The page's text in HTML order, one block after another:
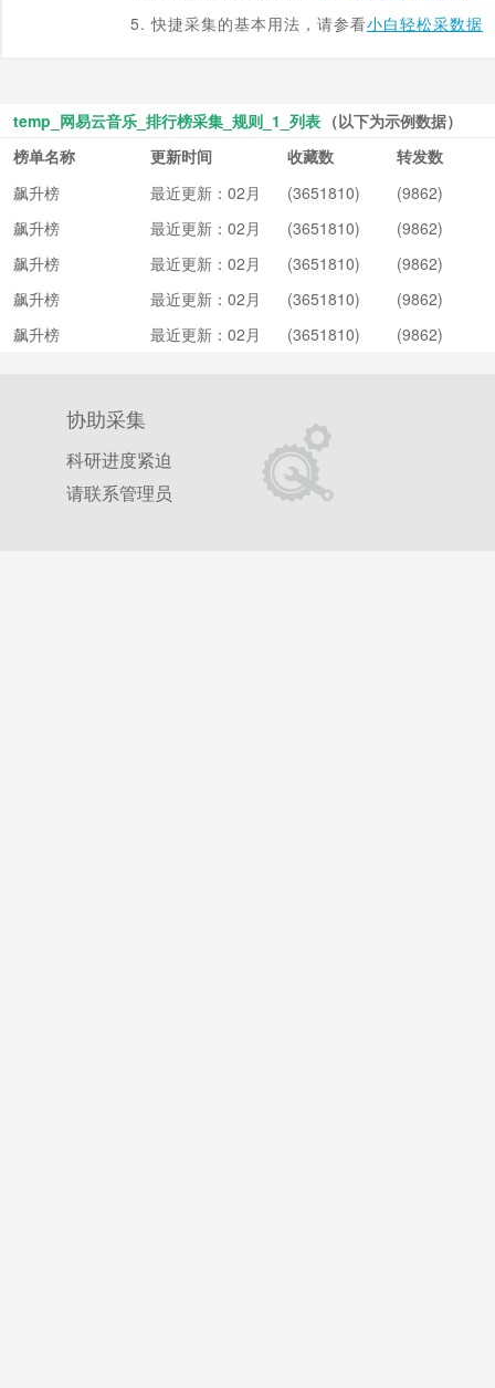
5. 快捷采集的基本用法，请参看小白轻松采数据
temp_网易云音乐_排行榜采集_规则_1_列表 （以下为示例数据）
榜单名称
更新时间 收藏数
转发数
飙升榜
最近更新：02月
20日
(3651810)
(9862)
飙升榜
最近更新：02月
20日
(3651810)
(9862)
飙升榜
最近更新：02月
20日
(3651810)
(9862)
飙升榜
最近更新：02月
20日
(3651810)
(9862)
飙升榜
最近更新：02月
(3651810) (9862)
协助采集
科研进度紧迫
请联系管理员